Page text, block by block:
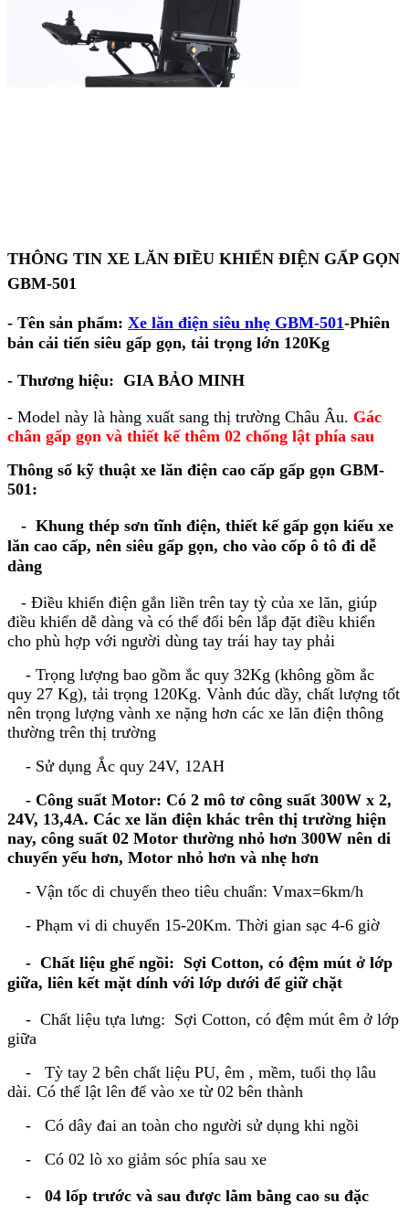
THÔNG TIN XE LĂN ĐIỀU KHIỂN ĐIỆN GẤP GỌN
GBM-501
- Tên sản phẩm: Xe lăn điện siêu nhẹ GBM-501-Phiên
bản cải tiến siêu gấp gọn, tải trọng lớn 120Kg
- Thương hiệu: GIA BẢO MINH
- Model này là hàng xuất sang thị trường Châu Âu. Gác
chân gấp gọn và thiết kế thêm 02 chống lật phía sau
Thông số kỹ thuật xe lăn điện cao cấp gấp gọn GBM-
501:
- Khung thép sơn tĩnh điện, thiết kế gấp gọn kiểu xe
lăn cao cấp, nên siêu gấp gọn, cho vào cốp ô tô đi dễ
dàng
- Điều khiển điện gắn liền trên tay tỳ của xe lăn, giúp
điều khiển dễ dàng và có thể đổi bên lắp đặt điều khiển
cho phù hợp với người dùng tay trái hay tay phải
- Trọng lượng bao gồm ắc quy 32Kg (không gồm ắc
quy 27 Kg), tải trọng 120Kg. Vành đúc dầy, chất lượng tốt
nên trọng lượng vành xe nặng hơn các xe lăn điện thông
thường trên thị trường
- Sử dụng Ắc quy 24V, 12AH
- Công suất Motor: Có 2 mô tơ công suất 300W x 2,
24V, 13,4A. Các xe lăn điện khác trên thị trường hiện
nay, công suất 02 Motor thường nhỏ hơn 300W nên di
chuyển yếu hơn, Motor nhỏ hơn và nhẹ hơn
- Vận tốc di chuyển theo tiêu chuẩn: Vmax=6km/h
- Phạm vi di chuyển 15-20Km. Thời gian sạc 4-6 giờ
- Chất liệu ghế ngồi: Sợi Cotton, có đệm mút ở lớp
giữa, liên kết mặt dính với lớp dưới để giữ chặt
- Chất liệu tựa lưng: Sợi Cotton, có đệm mút êm ở lớp
giữa
- Tỳ tay 2 bên chất liệu PU, êm , mềm, tuổi thọ lâu
dài. Có thể lật lên để vào xe từ 02 bên thành
- Có dây đai an toàn cho người sử dụng khi ngồi
- Có 02 lò xo giảm sóc phía sau xe
- 04 lốp trước và sau được lằm bằng cao su đặc